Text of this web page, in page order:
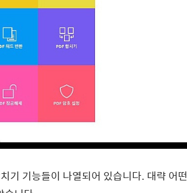
기능들이 나열되어 있습니다. 대략 어떤